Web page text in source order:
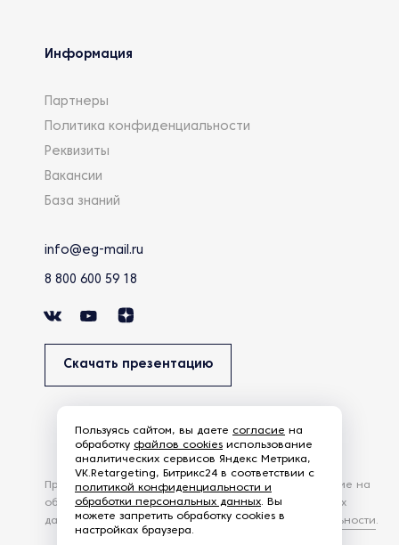
Информация
Партнеры
Политика конфиденциальности
Реквизиты
Вакансии
База знаний
info@eg-mail.ru
8 800 600 59 18
Скачать презентацию
Продолжая использовать наш сайт, вы даете согласие на
обработку файлов Cookies и других пользовательских
данных, в соответствии сПолитикой конфиденциальности.
Пользуясь сайтом, вы даете согласие на
обработку файлов cookies использование
аналитических сервисов Яндекс Метрика,
VK.Retargeting, Битрикс24 в соответствии с
политикой конфиденциальности и
обработки персональных данных. Вы
можете запретить обработку cookies в
настройках браузера.